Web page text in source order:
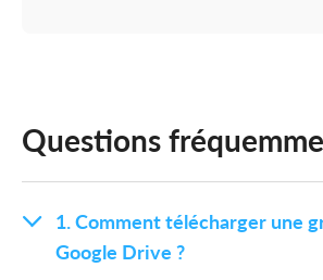
Questions
1. Comment télécharger une
Google Drive ?